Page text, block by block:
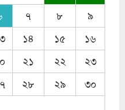
৭ ৮
৯
১৪ ১৫
১৬
২১ ২২
২৩
২৮ ২৯
৩০